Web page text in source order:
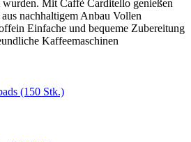
Mit Caffè Carditello genießen
nachhaltigem Anbau Vollen
Einfache und bequeme Zubereitung
Kaffeemaschinen